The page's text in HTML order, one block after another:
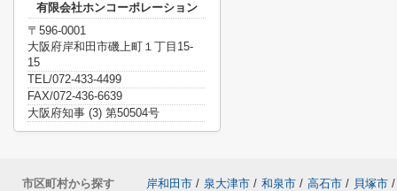
有限会社ホンコーポレーション
〒596-0001
大阪府岸和田市磯上町１丁目15-
15
TEL/072-433-4499
FAX/072-436-6639
大阪府知事 (3) 第50504号
市区町村から探す 岸和田市 / 泉大津市 / 和泉市 / 高石市 / 貝塚市 /